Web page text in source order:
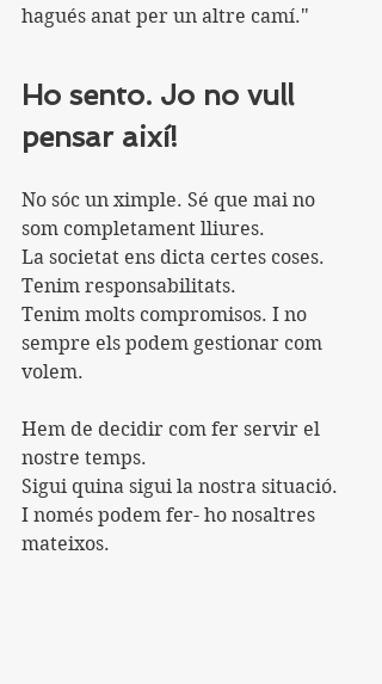
hagués anat per un altre camí."
Ho sento. Jo no vull
pensar així!
No sóc un ximple. Sé que mai no
som completament lliures.
La societat ens dicta certes coses.
Tenim responsabilitats.
Tenim molts compromisos. I no
sempre els podem gestionar com
volem.
Hem de decidir com fer servir el
nostre temps.
Sigui quina sigui la nostra situació.
I només podem fer- ho nosaltres
mateixos.